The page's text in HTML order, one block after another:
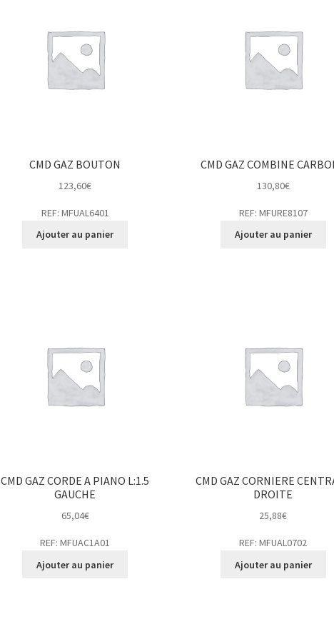
CMD GAZ BOUTON
123,60€
REF: MFUAL6401
Ajouter au panier
CMD GAZ COMBINE
130,80€
REF: MFURE8107
Ajouter au panier
CMD GAZ CORDE A PIANO L:1.5
GAUCHE
65,04€
REF: MFUAC1A01
Ajouter au panier
CMD GAZ CORNIERE
DROITE
25,88€
REF: MFUAL0702
Ajouter au panier